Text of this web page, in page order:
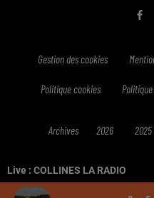
Live : COLLINES LA RADIO
Gestion des cookies
Politique cookies
Archives 2026 2025